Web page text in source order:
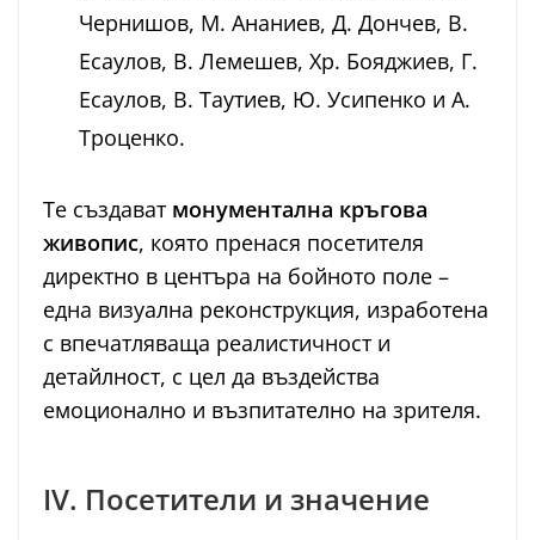
Чернишов, М. Ананиев, Д. Дончев, В.
Есаулов, В. Лемешев, Хр. Бояджиев, Г.
Есаулов, В. Таутиев, Ю. Усипенко и А.
Троценко.
Те създават монументална кръгова
живопис, която пренася посетителя
директно в центъра на бойното поле –
една визуална реконструкция, изработена
с впечатляваща реалистичност и
детайлност, с цел да въздейства
емоционално и възпитателно на зрителя.
IV. Посетители и значение